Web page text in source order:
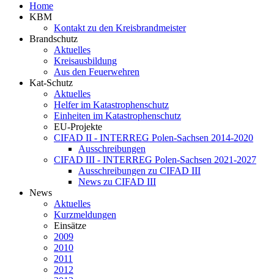
Home
KBM
Kontakt zu den Kreisbrandmeister
Brandschutz
Aktuelles
Kreisausbildung
Aus den Feuerwehren
Kat-Schutz
Aktuelles
Helfer im Katastrophenschutz
Einheiten im Katastrophenschutz
EU-Projekte
CIFAD II - INTERREG Polen-Sachsen 2014-2020
Ausschreibungen
CIFAD III - INTERREG Polen-Sachsen 2021-2027
Ausschreibungen zu CIFAD III
News zu CIFAD III
News
Aktuelles
Kurzmeldungen
Einsätze
2009
2010
2011
2012